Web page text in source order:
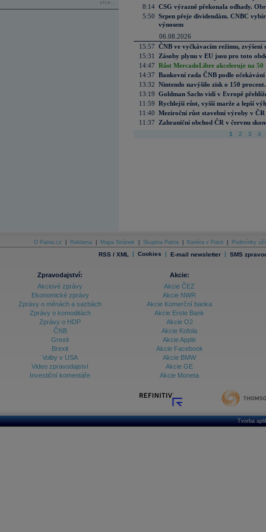
více...
8:14 CSG výrazně překonala odhady.
5:50 Srpen přeje dividendám. CNBC
výnosem
06.08.2026
15:57 ČNB ve vyčkávacím režimu, zvýšení
15:31
Zásoby plynu v EU jsou pro toto
14:47 Růst MercadoLibre akceleruje na
14:37 Bankovní rada ČNB podle
13:32 Nintendo navýšilo zisk o 150
13:19 Goldman Sachs vidí v Evropě
11:59 Rychlejší růst, vyšší marže a lepší
11:40 Meziroční růst stavební výroby v
11:37
Zahraniční obchod ČR v červnu
1 2 3 4
O Patria.cz Reklama Mapa Stránek Skupina Patria Kariéra v Patrii Podmínky
RSS / XML | Cookies | E-mail newsletter | SMS
Zpravodajství:
Akciové zprávy
Ekonomické zprávy
Zprávy o měnách a sazbách
Zprávy o komoditách
Zprávy o HDP
ČNB
Grexit
Brexit
Volby v USA
Video zpravodajství
Investiční komentáře
Akcie:
Akcie ČEZ
Akcie NWR
Akcie Komerční banka
Akcie Erste Bank
Akcie O2
Akcie Kofola
Akcie Apple
Akcie Facebook
Akcie BMW
Akcie GE
Akcie Moneta
Tvorba